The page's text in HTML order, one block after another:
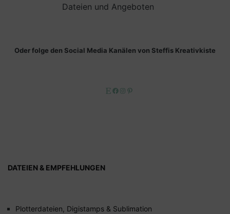
Dateien und Angeboten
Oder folge den Social Media Kanälen von Steffis Kreativkiste
EtsyFacebook
Instagram
DATEIEN & EMPFEHLUNGEN
Plotterdateien, Digistamps & Sublimation